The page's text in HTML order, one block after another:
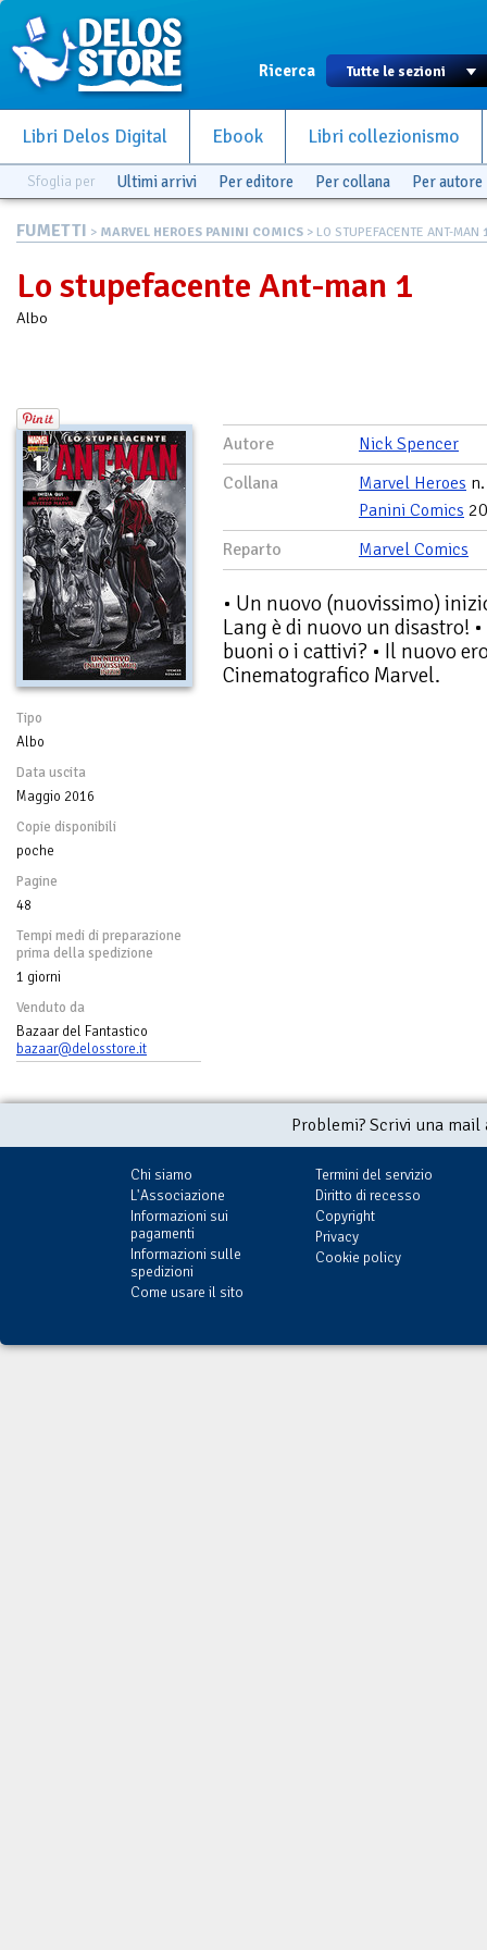
Ricerca
Libri Delos Digital Ebook Libri collezionismo
Sfoglia per Ultimi arrivi Per editore Per collana Per autore
FUMETTI > MARVEL HEROES PANINI COMICS > LO STUPEFACENTE ANT-MAN
Lo stupefacente Ant-man 1
Albo
Tipo
Albo
Data uscita
Maggio 2016
Copie disponibili
poche
Pagine
48
Tempi medi di preparazione
prima della spedizione
1 giorni
Venduto da
Bazaar del Fantastico
bazaar@delosstore.it
Autore
Nick Spencer
Collana
Marvel Heroes
Panini Comics
Reparto
Marvel Comics
• Un nuovo (nuovissimo)
Lang è di nuovo un disastro!
buoni o i cattivi? • Il nuovo
Cinematografico Marvel.
Problemi? Scrivi una
Chi siamo
L'Associazione
Informazioni sui
pagamenti
Informazioni sulle
spedizioni
Come usare il sito
Termini del servizio
Diritto di recesso
Copyright
Privacy
Cookie policy